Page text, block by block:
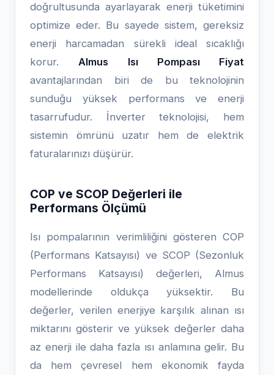
doğrultusunda ayarlayarak enerji tüketimini
optimize eder. Bu sayede sistem, gereksiz
enerji harcamadan sürekli ideal sıcaklığı
korur.Almus Isı Pompası Fiyat
avantajlarından biri de bu teknolojinin
sunduğu yüksek performans ve enerji
tasarrufudur. İnverter teknolojisi, hem
sistemin ömrünü uzatır hem de elektrik
faturalarınızı düşürür.
COP ve SCOP Değerleri ile
Performans Ölçümü
Isı pompalarının verimliliğini gösteren COP
(Performans Katsayısı) ve SCOP (Sezonluk
Performans Katsayısı) değerleri, Almus
modellerinde oldukça yüksektir. Bu
değerler, verilen enerjiye karşılık alınan ısı
miktarını gösterir ve yüksek değerler daha
az enerji ile daha fazla ısı anlamına gelir. Bu
da hem çevresel hem ekonomik fayda